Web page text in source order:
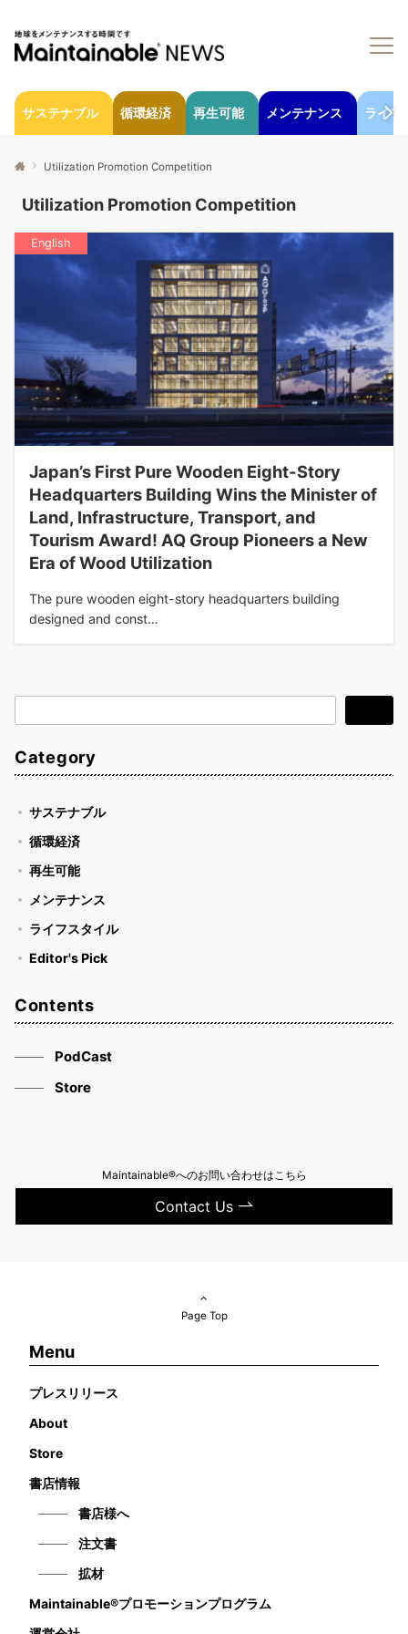
サステナブル 循環経済 再生可能 メンテナンス ライフ
Utilization Promotion Competition
Utilization Promotion Competition
English
Japan’s First Pure Wooden Eight-Story
Headquarters Building Wins the Minister of
Land, Infrastructure, Transport, and
Tourism Award! AQ Group Pioneers a New
Era of Wood Utilization
The pure wooden eight-story headquarters building
designed and const…
索
Category
サステナブル
循環経済
再生可能
メンテナンス
ライフスタイル
Editor's Pick
Contents
PodCast
Store
Maintainable®へのお問い合わせはこちら
Contact Us
Page Top
Menu
プレスリリース
About
Store
書店情報
書店様へ
注文書
拡材
Maintainable®プロモーションプログラム